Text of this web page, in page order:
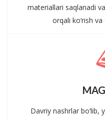
materiallari saqlanadi
orqali ko‘rish
Davriy nashrlar bo‘lib,